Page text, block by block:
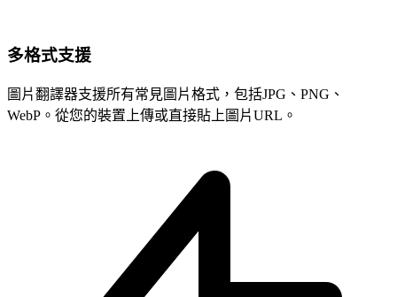
多格式支援
圖片翻譯器支援所有常見圖片格式，包括JPG、PNG、
WebP。從您的裝置上傳或直接貼上圖片URL。